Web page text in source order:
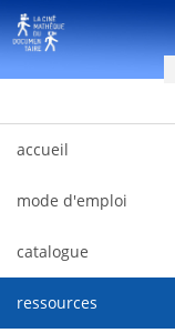
Skip to Content
accueil
mode d'emploi
catalogue
ressources